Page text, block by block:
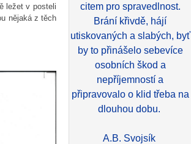
ležet v posteli
nějaká z těch
citem pro spravedlnost.
Brání křivdě, hájí
utiskovaných a slabých, byť
by to přinášelo sebevíce
osobních škod a
nepříjemností a
připravovalo o klid třeba na
dlouhou dobu.
A.B. Svojsík